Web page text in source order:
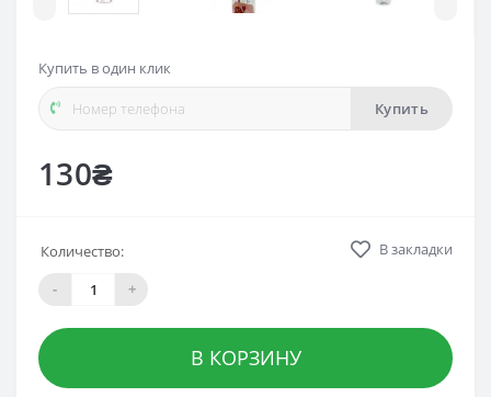
130₴
Купить в один клик
Купить
Количество:
-
+
В закладки
В КОРЗИНУ